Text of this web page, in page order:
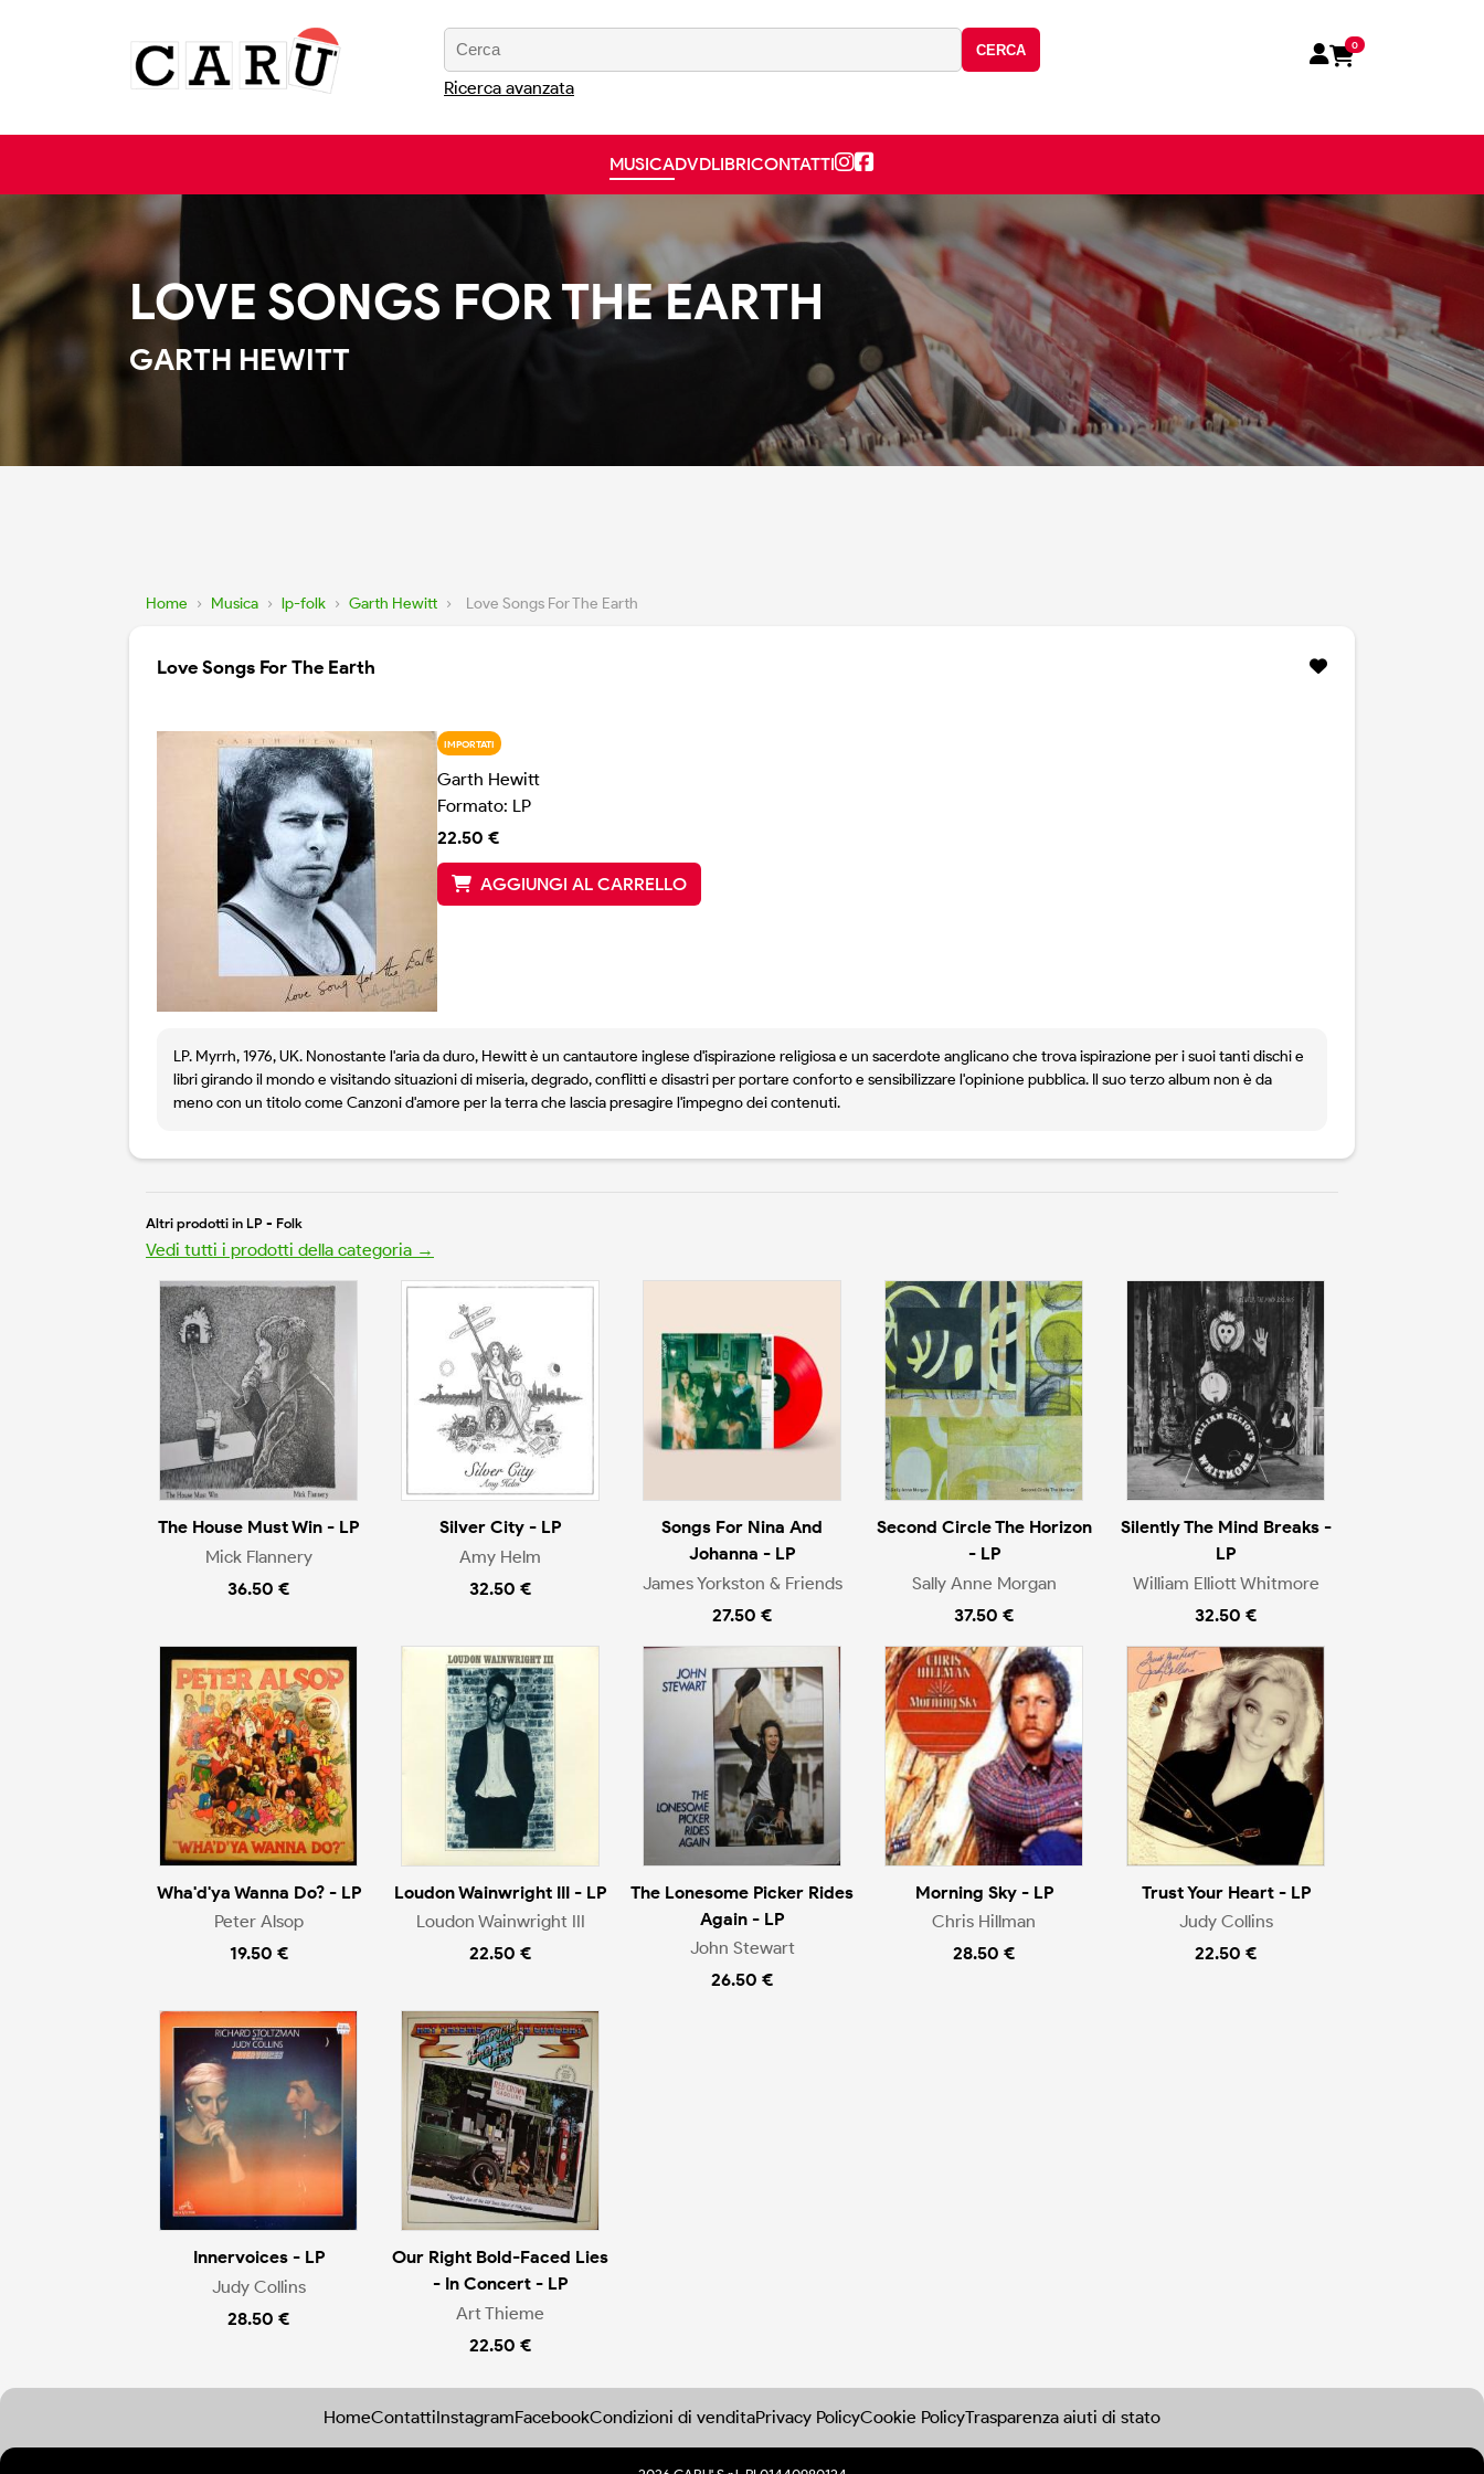
CERCA
Ricerca avanzata
0
MUSICADVDLIBRICONTATTI
LOVE SONGS FOR THE EARTH
GARTH HEWITT
Home › Musica › lp-folk › Garth Hewitt › Love Songs For The Earth
Love Songs For The Earth
IMPORTATI
Garth Hewitt
Formato: LP
22.50 €
AGGIUNGI AL CARRELLO
LP. Myrrh, 1976, UK. Nonostante l'aria da duro, Hewitt è un cantautore inglese d'ispirazione religiosa e un sacerdote anglicano che trova ispirazione per i suoi tanti dischi e
libri girando il mondo e visitando situazioni di miseria, degrado, conflitti e disastri per portare conforto e sensibilizzare l'opinione pubblica. Il suo terzo album non è da
meno con un titolo come Canzoni d'amore per la terra che lascia presagire l'impegno dei contenuti.
Altri prodotti in LP - Folk
Vedi tutti i prodotti della categoria →
The House Must Win - LP
Mick Flannery
36.50 €
Silver City - LP
Amy Helm
32.50 €
Songs For Nina And
Johanna - LP
James Yorkston & Friends
27.50 €
Second Circle The Horizon
- LP
Sally Anne Morgan
37.50 €
Silently The Mind Breaks -
LP
William Elliott Whitmore
32.50 €
Wha'd'ya Wanna Do? - LP
Peter Alsop
19.50 €
Loudon Wainwright III - LP
Loudon Wainwright III
22.50 €
The Lonesome Picker Rides
Again - LP
John Stewart
26.50 €
Morning Sky - LP
Chris Hillman
28.50 €
Trust Your Heart - LP
Judy Collins
22.50 €
Innervoices - LP
Judy Collins
28.50 €
Our Right Bold-Faced Lies
- In Concert - LP
Art Thieme
22.50 €
HomeContattiInstagramFacebookCondizioni di venditaPrivacy PolicyCookie PolicyTrasparenza aiuti di stato